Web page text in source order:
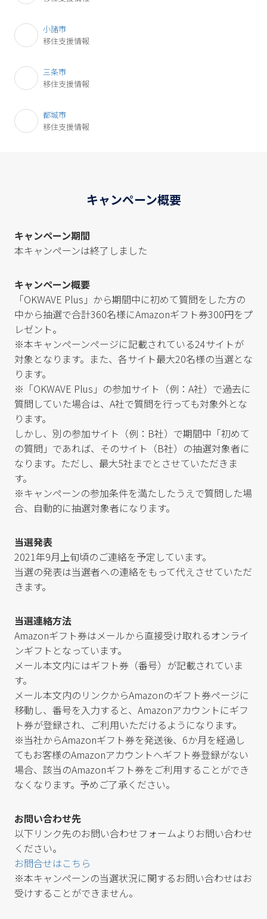
小諸市
移住支援情報
三条市
移住支援情報
都城市
移住支援情報
キャンペーン概要
キャンペーン期間
本キャンペーンは終了しました
キャンペーン概要
「OKWAVE Plus」から期間中に初めて質問をした方の
中から抽選で合計360名様にAmazonギフト券300円をプ
レゼント。
※本キャンペーンページに記載されている24サイトが
対象となります。また、各サイト最大20名様の当選とな
ります。
※「OKWAVE Plus」の参加サイト（例：A社）で過去に
質問していた場合は、A社で質問を行っても対象外とな
ります。
しかし、別の参加サイト（例：B社）で期間中「初めて
の質問」であれば、そのサイト（B社）の抽選対象者に
なります。ただし、最大5社までとさせていただきま
す。
※キャンペーンの参加条件を満たしたうえで質問した場
合、自動的に抽選対象者になります。
当選発表
2021年9月上旬頃のご連絡を予定しています。
当選の発表は当選者への連絡をもって代えさせていただ
きます。
当選連絡方法
Amazonギフト券はメールから直接受け取れるオンライ
ンギフトとなっています。
メール本文内にはギフト券（番号）が記載されていま
す。
メール本文内のリンクからAmazonのギフト券ページに
移動し、番号を入力すると、Amazonアカウントにギフ
ト券が登録され、ご利用いただけるようになります。
※当社からAmazonギフト券を発送後、6か月を経過し
てもお客様のAmazonアカウントへギフト券登録がない
場合、該当のAmazonギフト券をご利用することができ
なくなります。予めご了承ください。
お問い合わせ先
以下リンク先のお問い合わせフォームよりお問い合わせ
ください。
お問合せはこちら
※本キャンペーンの当選状況に関するお問い合わせはお
受けすることができません。